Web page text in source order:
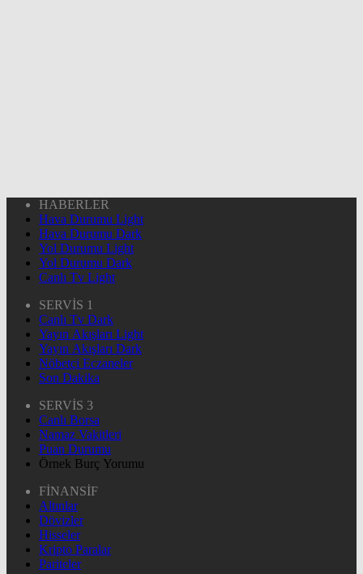
HABERLER
Hava Durumu Light
Hava Durumu Dark
Yol Durumu Light
Yol Durumu Dark
Canlı Tv Light
SERVİS 1
Canlı Tv Dark
Yayın Akışları Light
Yayın Akışları Dark
Nöbetçi Eczaneler
Son Dakika
SERVİS 3
Canlı Borsa
Namaz Vakitleri
Puan Durumu
Örnek Burç Yorumu
FİNANSİF
Altınlar
Dövizler
Hisseler
Kripto Paralar
Pariteler